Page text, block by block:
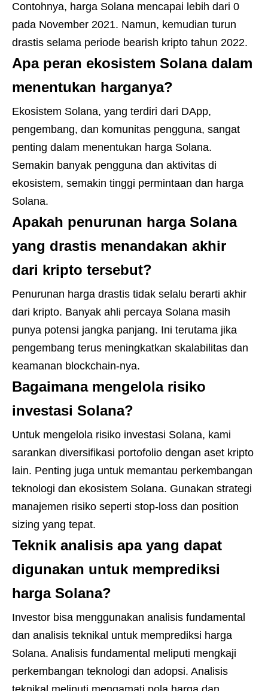
Contohnya, harga Solana mencapai lebih dari 0
pada November 2021. Namun, kemudian turun
drastis selama periode bearish kripto tahun 2022.
Apa peran ekosistem Solana dalam
menentukan harganya?
Ekosistem Solana, yang terdiri dari DApp,
pengembang, dan komunitas pengguna, sangat
penting dalam menentukan harga Solana.
Semakin banyak pengguna dan aktivitas di
ekosistem, semakin tinggi permintaan dan harga
Solana.
Apakah penurunan harga Solana
yang drastis menandakan akhir
dari kripto tersebut?
Penurunan harga drastis tidak selalu berarti akhir
dari kripto. Banyak ahli percaya Solana masih
punya potensi jangka panjang. Ini terutama jika
pengembang terus meningkatkan skalabilitas dan
keamanan blockchain-nya.
Bagaimana mengelola risiko
investasi Solana?
Untuk mengelola risiko investasi Solana, kami
sarankan diversifikasi portofolio dengan aset kripto
lain. Penting juga untuk memantau perkembangan
teknologi dan ekosistem Solana. Gunakan strategi
manajemen risiko seperti stop-loss dan position
sizing yang tepat.
Teknik analisis apa yang dapat
digunakan untuk memprediksi
harga Solana?
Investor bisa menggunakan analisis fundamental
dan analisis teknikal untuk memprediksi harga
Solana. Analisis fundamental meliputi mengkaji
perkembangan teknologi dan adopsi. Analisis